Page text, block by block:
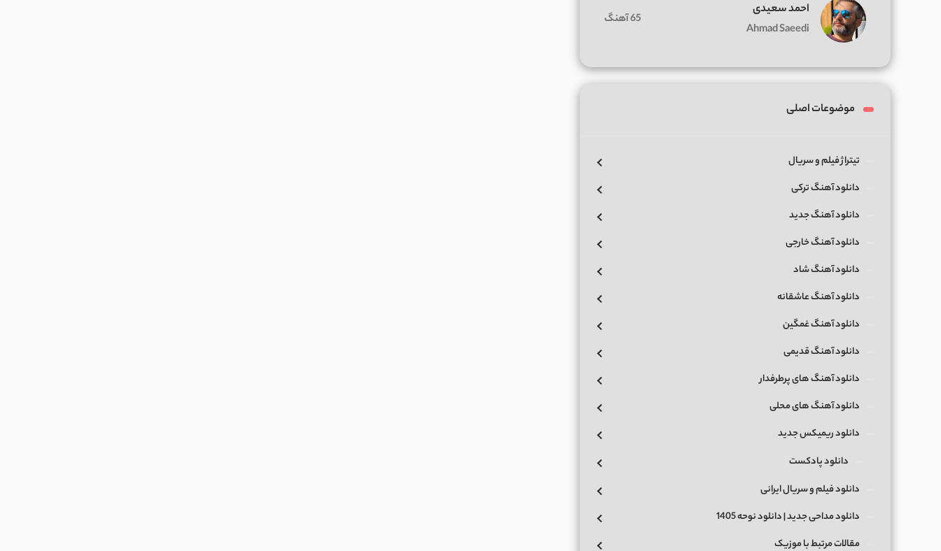
احمد سعیدی
Ahmad Saeedi
65 آهنگ
موضوعات اصلی
تیتراژ فیلم و سریال
دانلود آهنگ ترکی
دانلود آهنگ جدید
دانلود آهنگ خارجی
دانلود آهنگ شاد
دانلود آهنگ عاشقانه
دانلود آهنگ غمگین
دانلود آهنگ قدیمی
دانلود آهنگ های پرطرفدار
دانلود آهنگ های محلی
دانلود ریمیکس جدید
دانلود پادکست
دانلود فیلم و سریال ایرانی
دانلود مداحی جدید | دانلود نوحه 1405
مقالات مرتبط با موزیک